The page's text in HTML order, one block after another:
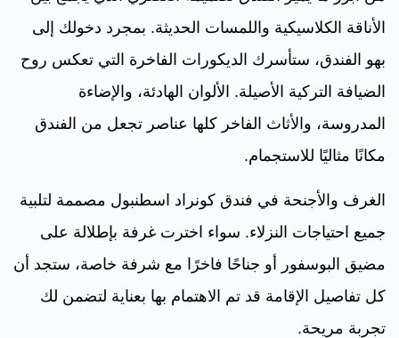
الأناقة الكلاسيكية واللمسات الحديثة. بمجرد دخولك إلى
بهو الفندق، ستأسرك الديكورات الفاخرة التي تعكس روح
الضيافة التركية الأصيلة. الألوان الهادئة، والإضاءة
المدروسة، والأثاث الفاخر كلها عناصر تجعل من الفندق
مكانًا مثاليًا للاستجمام.
الغرف والأجنحة في فندق كونراد اسطنبول مصممة لتلبية
جميع احتياجات النزلاء. سواء اخترت غرفة بإطلالة على
مضيق البوسفور أو جناحًا فاخرًا مع شرفة خاصة، ستجد أن
كل تفاصيل الإقامة قد تم الاهتمام بها بعناية لتضمن لك
تجربة مريحة.